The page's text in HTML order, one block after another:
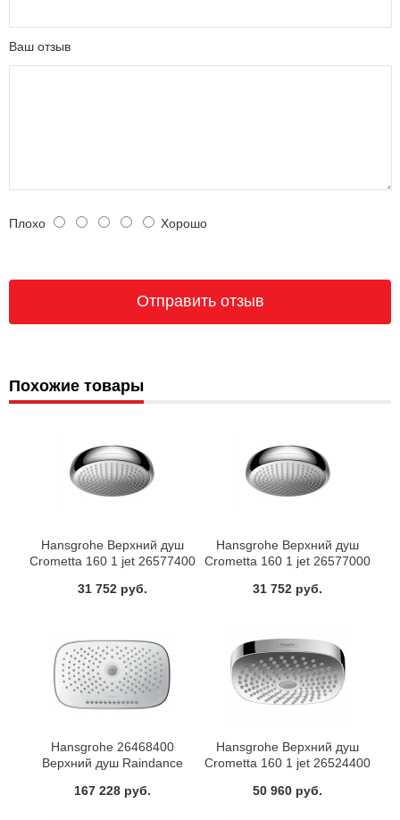
Ваш отзыв
Плохо Хорошо
Похожие товары
Hansgrohe Верхний душ
Crometta 160 1 jet 26577400
31 752 руб.
Hansgrohe Верхний душ
Crometta 160 1 jet 26577000
31 752 руб.
Hansgrohe 26468400
Верхний душ Raindance
167 228 руб.
Hansgrohe Верхний душ
Crometta 160 1 jet 26524400
50 960 руб.